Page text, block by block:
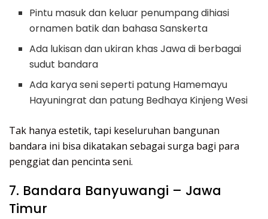
Pintu masuk dan keluar penumpang dihiasi
ornamen batik dan bahasa Sanskerta
Ada lukisan dan ukiran khas Jawa di berbagai
sudut bandara
Ada karya seni seperti patung Hamemayu
Hayuningrat dan patung Bedhaya Kinjeng Wesi
Tak hanya estetik, tapi keseluruhan bangunan
bandara ini bisa dikatakan sebagai surga bagi para
penggiat dan pencinta seni.
7. Bandara Banyuwangi – Jawa
Timur